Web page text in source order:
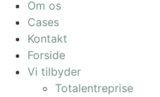
Om os
Cases
Kontakt
Forside
Vi tilbyder
Totalentreprise